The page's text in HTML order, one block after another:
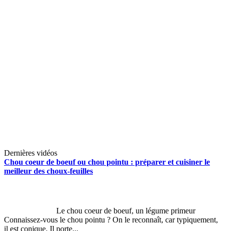
Dernières vidéos
Chou coeur de boeuf ou chou pointu : préparer et cuisiner le
meilleur des choux-feuilles
Le chou coeur de boeuf, un légume primeur
Connaissez-vous le chou pointu ? On le reconnaît, car typiquement,
il est conique. Il porte...